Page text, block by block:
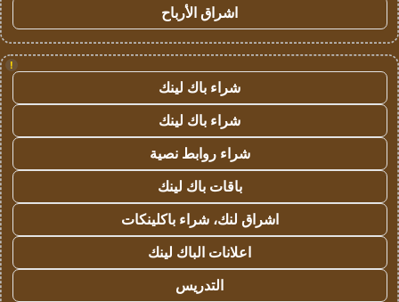
اشراق الأرباح
!
شراء باك لينك
شراء باك لينك
شراء روابط نصية
باقات باك لينك
اشراق لنك، شراء باكلينكات
اعلانات الباك لينك
التدريس